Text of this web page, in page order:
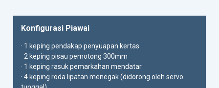
Konfigurasi Piawai
· 1 keping pendakap penyuapan kertas
· 2 keping pisau pemotong 300mm
· 1 keping rasuk pemarkahan mendatar
· 4 keping roda lipatan menegak (didorong oleh servo